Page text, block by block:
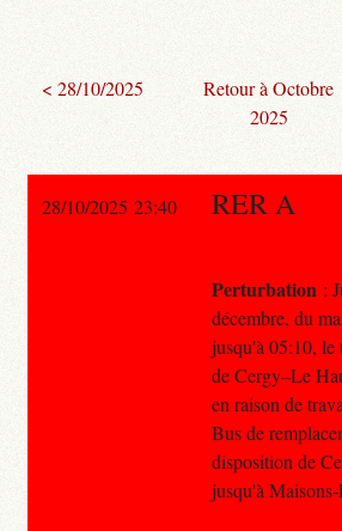
< 28/10/2025
Retour à Octobre
2025
28/10/2025 23:40 RER A
Perturbation :
décembre, du
jusqu'à 05:10, le
de Cergy–Le
en raison de
Bus de
disposition de
jusqu'à